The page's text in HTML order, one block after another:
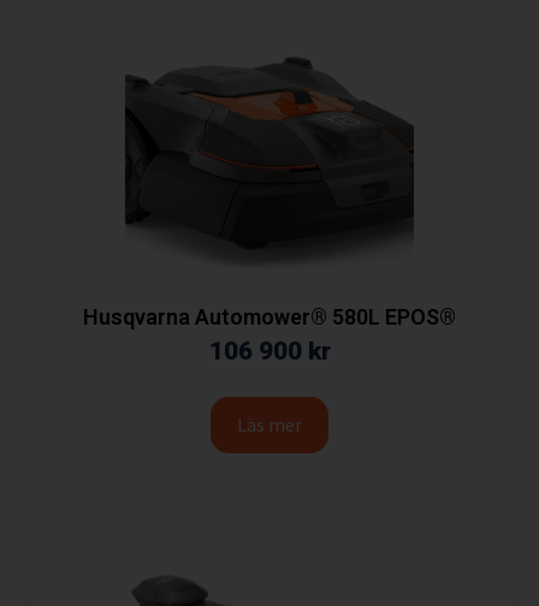
Husqvarna Automower® 580L EPOS®
106 900 kr
Läs mer